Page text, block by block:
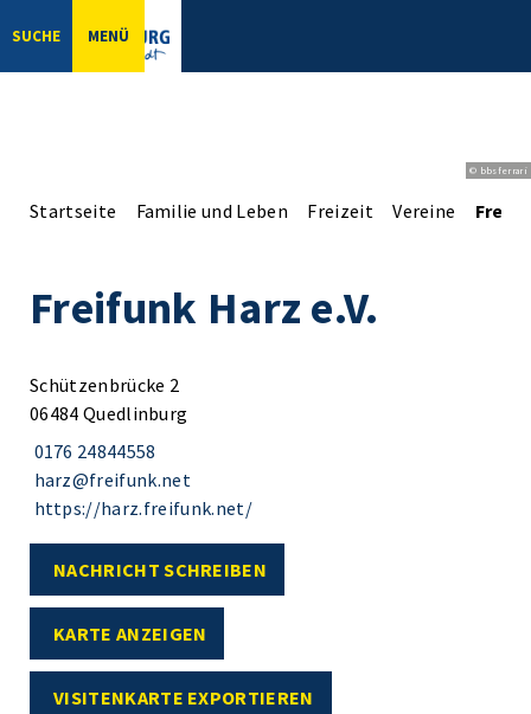
SUCHE MENÜ
© bbsferrari
Startseite Familie und Leben Freizeit Vereine
Freifunk Harz e.V.
Schützenbrücke 2
06484 Quedlinburg
0176 24844558
harz@freifunk.net
https://harz.freifunk.net/
NACHRICHT SCHREIBEN
KARTE ANZEIGEN
VISITENKARTE EXPORTIEREN